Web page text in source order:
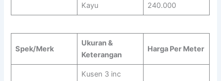
Kayu
240.000
Spek/Merk
Ukuran &
Keterangan
Harga Per Meter
Kusen 3 inc